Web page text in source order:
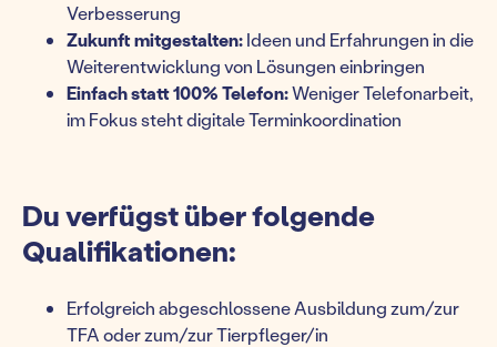
Verbesserung
Zukunft mitgestalten:Ideen und Erfahrungen in die
Weiterentwicklung von Lösungen einbringen
Einfach statt 100% Telefon:Weniger Telefonarbeit,
im Fokus steht digitale Terminkoordination
Du verfügst über folgende
Qualifikationen:
Erfolgreich abgeschlossene Ausbildung zum/zur
TFA oder zum/zur Tierpfleger/in